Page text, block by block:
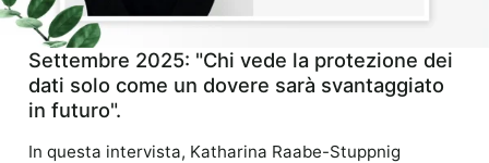
Settembre 2025: "Chi vede la protezione dei
dati solo come un dovere sarà svantaggiato
in futuro".
In questa intervista, Katharina Raabe-Stuppnig